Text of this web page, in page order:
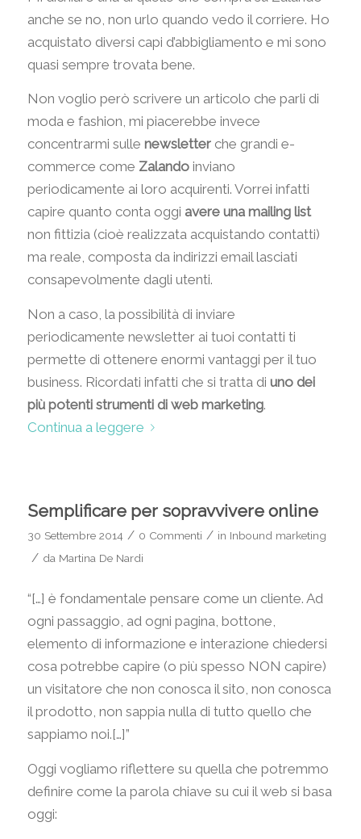
anche se no, non urlo quando vedo il corriere. Ho
acquistato diversi capi d’abbigliamento e mi sono
quasi sempre trovata bene.
Non voglio però scrivere un articolo che parli di
moda e fashion, mi piacerebbe invece
concentrarmi sulle newsletterche grandi e-
commerce come Zalandoinviano
periodicamente ai loro acquirenti. Vorrei infatti
capire quanto conta oggi avere una mailing list
non fittizia (cioè realizzata acquistando contatti)
ma reale, composta da indirizzi email lasciati
consapevolmente dagli utenti.
Non a caso, la possibilità di inviare
periodicamente newsletter ai tuoi contatti ti
permette di ottenere enormi vantaggi per il tuo
business. Ricordati infatti che si tratta di uno dei
più potenti strumenti di web marketing.
Continua a leggere
Semplificare per sopravvivere online
30 Settembre 2014 / 0 Commenti / in Inbound marketing
/ da Martina De Nardi
“[…] è fondamentale pensare come un cliente. Ad
ogni passaggio, ad ogni pagina, bottone,
elemento di informazione e interazione chiedersi
cosa potrebbe capire (o più spesso NON capire)
un visitatore che non conosca il sito, non conosca
il prodotto, non sappia nulla di tutto quello che
sappiamo noi.[…]”
Oggi vogliamo riflettere su quella che potremmo
definire come la parola chiave su cui il web si basa
oggi: